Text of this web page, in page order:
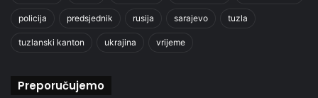
policija predsjednik rusija sarajevo tuzla
tuzlanski kanton ukrajina vrijeme
Preporučujemo